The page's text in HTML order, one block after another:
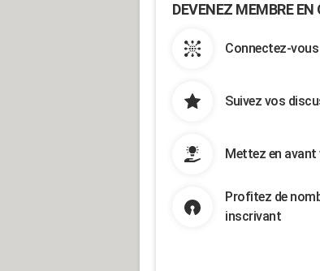
DEVENEZ MEMBRE EN
Connectez-
Suivez vos
Mettez en avant
Profitez de
inscrivant